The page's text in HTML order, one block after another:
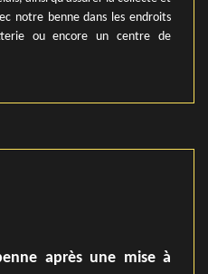
notre benne dans les endroits
ou encore un centre de
après une mise à